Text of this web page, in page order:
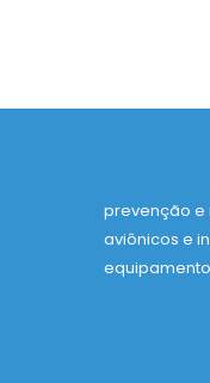
prevenção e
aviônicos e